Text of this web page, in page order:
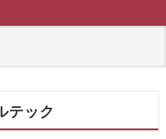
テック